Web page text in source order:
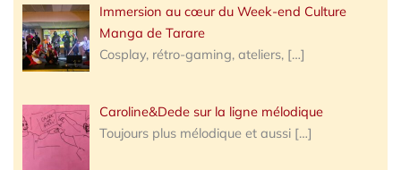
Immersion au cœur du Week-end Culture
Manga de Tarare
Cosplay, rétro-gaming, ateliers, […]
Caroline&Dede sur la ligne mélodique
Toujours plus mélodique et aussi […]